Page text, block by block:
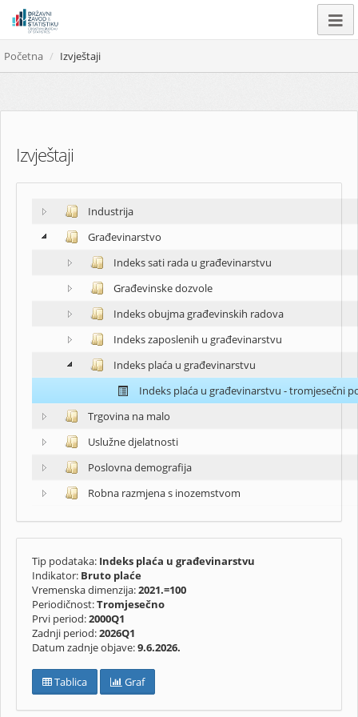
Početna Izvještaji
Izvještaji
Industrija
Građevinarstvo
Indeks sati rada u građevinarstvu
Građevinske dozvole
Indeks obujma građevinskih radova
Indeks zaposlenih u građevinarstvu
Indeks plaća u građevinarstvu
Indeks plaća u građevinarstvu - tromjesečni
Trgovina na malo
Uslužne djelatnosti
Poslovna demografija
Robna razmjena s inozemstvom
Tip podataka: Indeks plaća u građevinarstvu
Indikator: Bruto plaće
Vremenska dimenzija:2021.=100
Periodičnost:Tromjesečno
Prvi period:2000Q1
Zadnji period:2026Q1
Datum zadnje objave:9.6.2026.
Tablica Graf